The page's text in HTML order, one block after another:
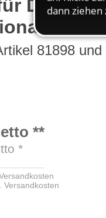
Dr.
Solar
81898 und
**
*
Versandkosten